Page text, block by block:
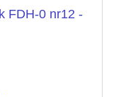
FDH-0 nr12 -